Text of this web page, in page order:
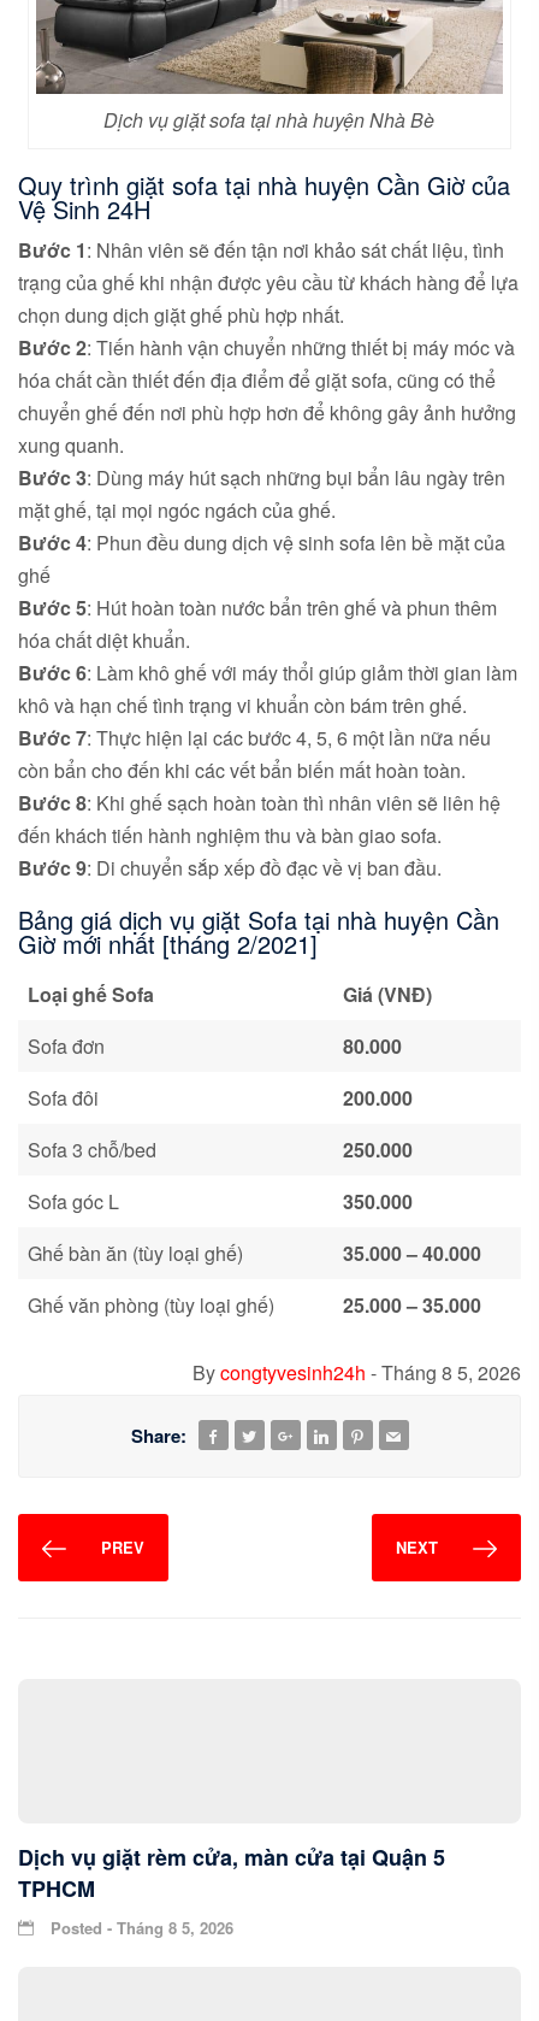
Dịch vụ giặt sofa tại nhà huyện Nhà Bè
Quy trình giặt sofa tại nhà huyện Cần Giờ của
Vệ Sinh 24H
Bước 1: Nhân viên sẽ đến tận nơi khảo sát chất liệu, tình
trạng của ghế khi nhận được yêu cầu từ khách hàng để lựa
chọn dung dịch giặt ghế phù hợp nhất.
Bước 2: Tiến hành vận chuyển những thiết bị máy móc và
hóa chất cần thiết đến địa điểm để giặt sofa, cũng có thể
chuyển ghế đến nơi phù hợp hơn để không gây ảnh hưởng
xung quanh.
Bước 3: Dùng máy hút sạch những bụi bẩn lâu ngày trên
mặt ghế, tại mọi ngóc ngách của ghế.
Bước 4: Phun đều dung dịch vệ sinh sofa lên bề mặt của
ghế
Bước 5: Hút hoàn toàn nước bẩn trên ghế và phun thêm
hóa chất diệt khuẩn.
Bước 6: Làm khô ghế với máy thổi giúp giảm thời gian làm
khô và hạn chế tình trạng vi khuẩn còn bám trên ghế.
Bước 7: Thực hiện lại các bước 4, 5, 6 một lần nữa nếu
còn bẩn cho đến khi các vết bẩn biến mất hoàn toàn.
Bước 8: Khi ghế sạch hoàn toàn thì nhân viên sẽ liên hệ
đến khách tiến hành nghiệm thu và bàn giao sofa.
Bước 9: Di chuyển sắp xếp đồ đạc về vị ban đầu.
Bảng giá dịch vụ giặt Sofa tại nhà huyện Cần
Giờ mới nhất [tháng 2/2021]
Loại ghế Sofa
Giá (VNĐ)
Sofa đơn
80.000
Sofa đôi
200.000
Sofa 3 chỗ/bed
250.000
Sofa góc L
350.000
Ghế bàn ăn (tùy loại ghế)
35.000 – 40.000
Ghế văn phòng (tùy loại ghế)
25.000 –35.000
Bycongtyvesinh24h -Tháng 8 5, 2026
Share:
PREV NEXT
Dịch vụ giặt rèm cửa, màn cửa tại Quận 5
TPHCM
Posted - Tháng 8 5, 2026